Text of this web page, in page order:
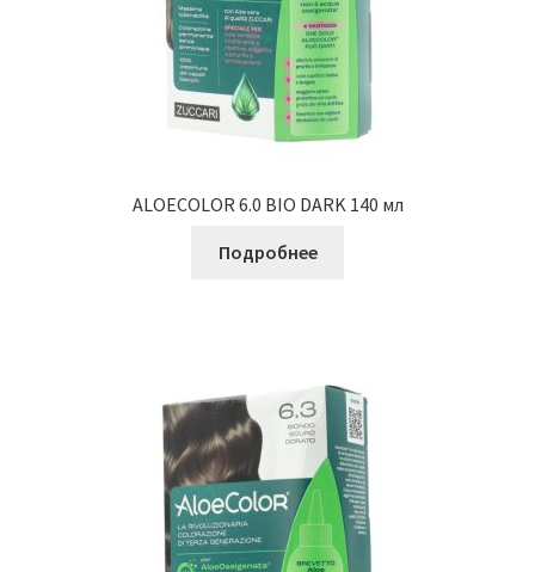
ALOECOLOR 6.0 BIO DARK 140 мл
Подробнее